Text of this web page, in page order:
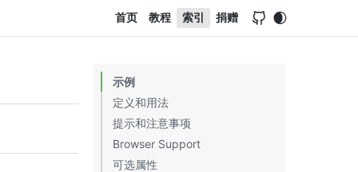
首页 教程 索引 捐赠
示例
定义和用法
提示和注意事项
Browser Support
可选属性